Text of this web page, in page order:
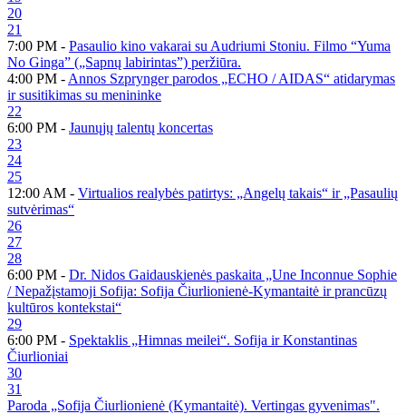
20
21
7:00 PM - Pasaulio kino vakarai su Audriumi Stoniu. Filmo “Yuma
No Ginga” („Sapnų labirintas”) peržiūra.
4:00 PM - Annos Szprynger parodos „ECHO / AIDAS“ atidarymas
ir susitikimas su menininke
22
6:00 PM - Jaunųjų talentų koncertas
23
24
25
12:00 AM - Virtualios realybės patirtys: „Angelų takais“ ir „Pasaulių
sutvėrimas“
26
27
28
6:00 PM - Dr. Nidos Gaidauskienės paskaita „Une Inconnue Sophie
/ Nepažįstamoji Sofija: Sofija Čiurlionienė-Kymantaitė ir prancūzų
kultūros kontekstai“
29
6:00 PM - Spektaklis „Himnas meilei“. Sofija ir Konstantinas
Čiurlioniai
30
31
Paroda „Sofija Čiurlionienė (Kymantaitė). Vertingas gyvenimas".